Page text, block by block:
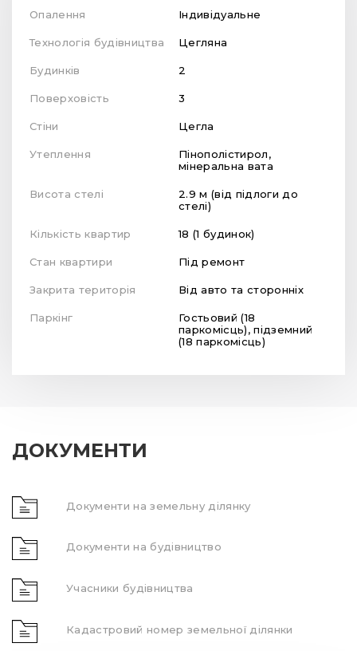
Опалення Індивідуальне
Технологія будівництва Цегляна
Будинків 2
Поверховість 3
Стіни Цегла
Утеплення
Пінополістирол,
мінеральна вата
Висота стелі
2.9 м (від підлоги до
стелі)
Кількість квартир 18 (1 будинок)
Стан квартири Під ремонт
Закрита територія Від авто та сторонніх
Паркінг
Гостьовий (18
паркомісць), підземний
(18 паркомісць)
ДОКУМЕНТИ
Документи на земельну ділянку
Документи на будівництво
Учасники будівництва
Кадастровий номер земельної ділянки